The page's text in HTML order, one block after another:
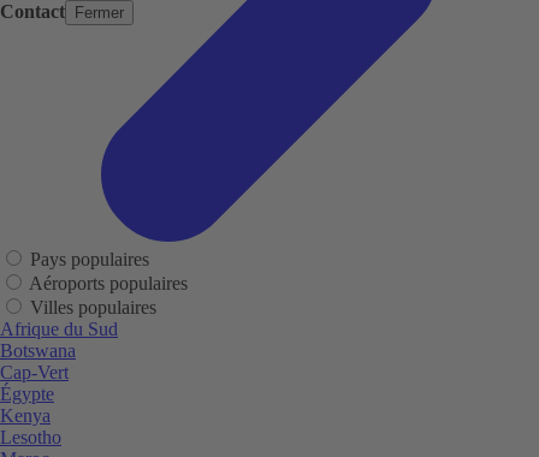
Contact Fermer
Pays populaires
Aéroports populaires
Villes populaires
Afrique du Sud
Botswana
Cap-Vert
Égypte
Kenya
Lesotho